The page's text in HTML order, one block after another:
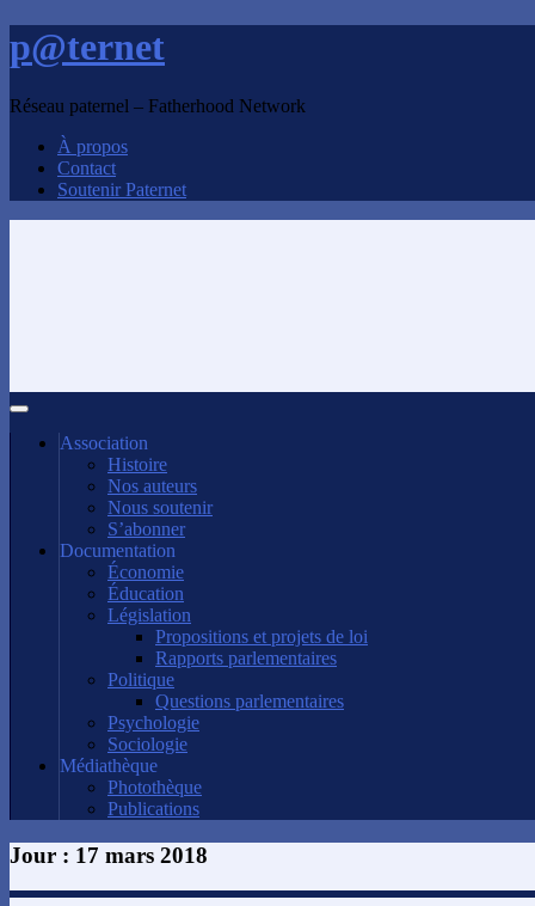
p@ternet
Réseau paternel – Fatherhood Network
À propos
Contact
Soutenir Paternet
Association
Histoire
Nos auteurs
Nous soutenir
S’abonner
Documentation
Économie
Éducation
Législation
Propositions et projets de loi
Rapports parlementaires
Politique
Questions parlementaires
Psychologie
Sociologie
Médiathèque
Photothèque
Publications
Jour : 17 mars 2018